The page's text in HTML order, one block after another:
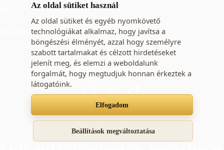
Az oldal sütiket használ
Az oldal sütiket és egyéb nyomkövető
technológiákat alkalmaz, hogy javítsa a
böngészési élményét, azzal hogy személyre
szabott tartalmakat és célzott hirdetéseket
jelenít meg, és elemzi a weboldalunk
forgalmát, hogy megtudjuk honnan érkeztek a
látogatóink.
Elfogadom
Beállítások megváltoztatása
Ingatlan adó
KÖVESSEN MINKET
Süti beállításokAdatkezelési tájékoztató